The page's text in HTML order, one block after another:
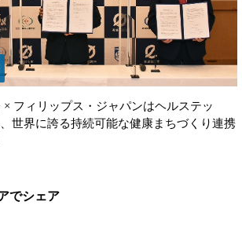
フィリップス・ジャパンはヘルステッ
世界に誇る持続可能な健康まちづくり連携
でシェア